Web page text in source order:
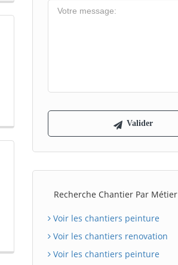
Recherche Chantier Par Métier
Voir les chantiers peinture
Voir les chantiers renovation
Voir les chantiers peinture